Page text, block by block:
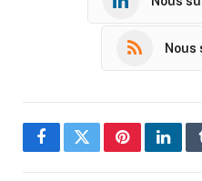
Nous
FacebookTwitterPinterest